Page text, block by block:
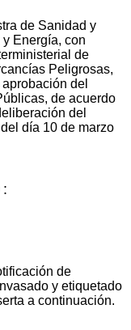
de Sanidad y
Energía, con
de
Peligrosas,
del
de acuerdo
del
día 10 de marzo
de
y etiquetado
a continuación.